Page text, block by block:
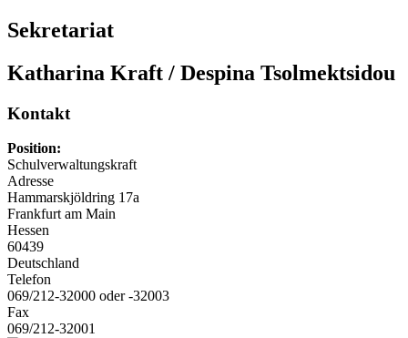
Sekretariat
Katharina Kraft / Despina Tsolmektsidou
Kontakt
Position:
Schulverwaltungskraft
Adresse
Hammarskjöldring 17a
Frankfurt am Main
Hessen
60439
Deutschland
Telefon
069/212-32000 oder -32003
Fax
069/212-32001